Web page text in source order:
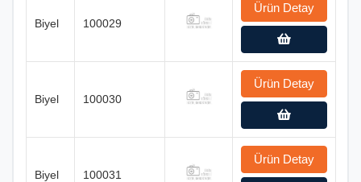
Biyel 100029
Ürün Detay
Biyel 100030
Ürün Detay
Biyel 100031
Ürün Detay